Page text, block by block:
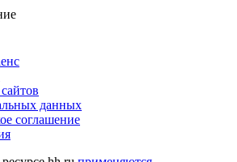
данных
соглашение